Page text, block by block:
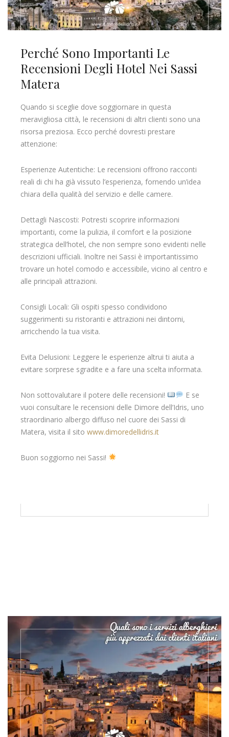
Perché Sono Importanti Le
Recensioni Degli Hotel Nei Sassi
Matera
Quando si sceglie dove soggiornare in questa
meravigliosa città, le recensioni di altri clienti sono una
risorsa preziosa. Ecco perché dovresti prestare
attenzione:
Esperienze Autentiche: Le recensioni offrono racconti
reali di chi ha già vissuto l’esperienza, fornendo un’idea
chiara della qualità del servizio e delle camere.
Dettagli Nascosti: Potresti scoprire informazioni
importanti, come la pulizia, il comfort e la posizione
strategica dell’hotel, che non sempre sono evidenti nelle
descrizioni ufficiali. Inoltre nei Sassi è importantissimo
trovare un hotel comodo e accessibile, vicino al centro e
alle principali attrazioni.
Consigli Locali: Gli ospiti spesso condividono
suggerimenti su ristoranti e attrazioni nei dintorni,
arricchendo la tua visita.
Evita Delusioni: Leggere le esperienze altrui ti aiuta a
evitare sorprese sgradite e a fare una scelta informata.
Non sottovalutare il potere delle recensioni!
E se
vuoi consultare le recensioni delle Dimore dell’Idris, uno
straordinario albergo diffuso nel cuore dei Sassi di
Matera, visita il sito www.dimoredellidris.it
Buon soggiorno nei Sassi!